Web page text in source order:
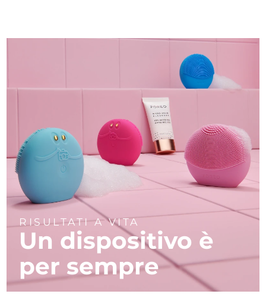
RISULTATI A VITA
Un dispositivo è
per sempre